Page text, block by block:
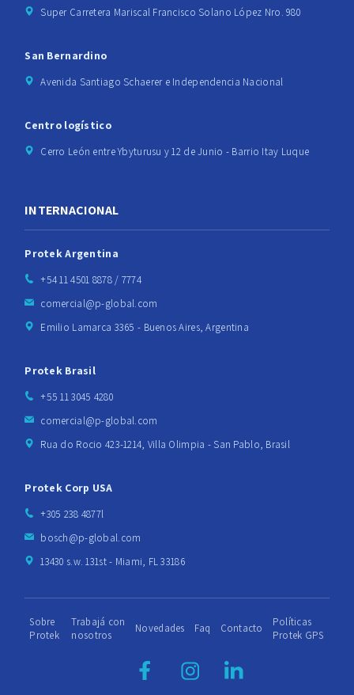
Super Carretera Mariscal Francisco Solano López Nro. 980
San Bernardino
Avenida Santiago Schaerer e Independencia Nacional
Centro logístico
Cerro León entre Ybyturusu y 12 de Junio - Barrio Itay Luque
INTERNACIONAL
Protek Argentina
+54 11 4501 8878 / 7774
comercial@p-global.com
Emilio Lamarca 3365 - Buenos Aires, Argentina
Protek Brasil
+55 11 3045 4280
comercial@p-global.com
Rua do Rocio 423-1214, Villa Olimpia - San Pablo, Brasil
Protek Corp USA
+305 238 4877l
bosch@p-global.com
13430 s.w. 131st - Miami, FL 33186
Sobre
Protek
Trabajá con
nosotros
Novedades Faq Contacto
Políticas
Protek GPS